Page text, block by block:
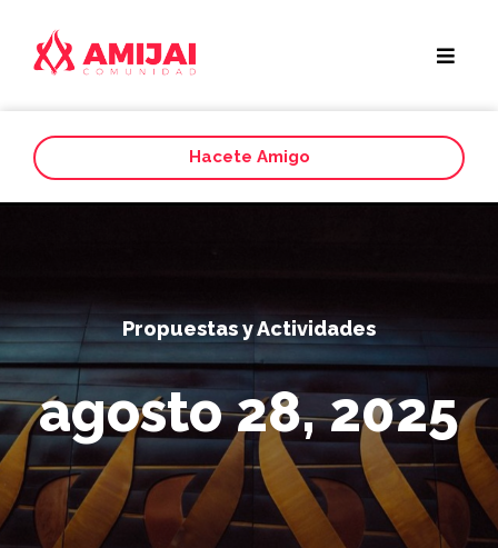
Hacete Amigo
Propuestas y Actividades
agosto 28, 2025